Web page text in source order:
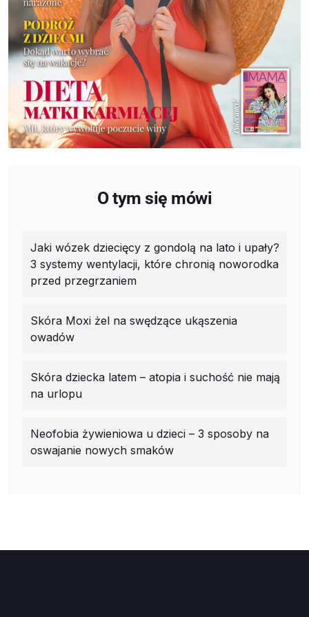
O tym się mówi
Jaki wózek dziecięcy z gondolą na lato i upały?
3 systemy wentylacji, które chronią noworodka
przed przegrzaniem
Skóra Moxi żel na swędzące ukąszenia
owadów
Skóra dziecka latem – atopia i suchość nie mają
na urlopu
Neofobia żywieniowa u dzieci – 3 sposoby na
oswajanie nowych smaków